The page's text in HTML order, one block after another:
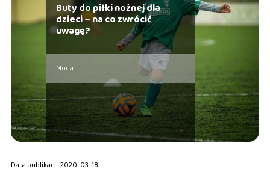
Buty do piłki nożnej dla
dzieci – na co zwrócić
uwagę?
Moda
Data publikacji: 2020-03-18